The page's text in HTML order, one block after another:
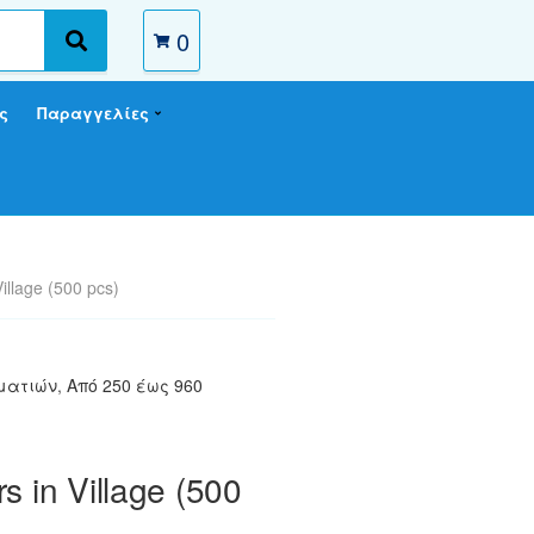
S
e
r
0
Παραγγελίες
(500 pcs)
,Από 250 έως 960
in Village (500